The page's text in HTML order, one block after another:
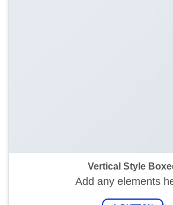
Vertical Style
Add any elements